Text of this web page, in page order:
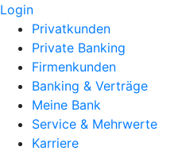
Login
Privatkunden
Private Banking
Firmenkunden
Banking & Verträge
Meine Bank
Service & Mehrwerte
Karriere